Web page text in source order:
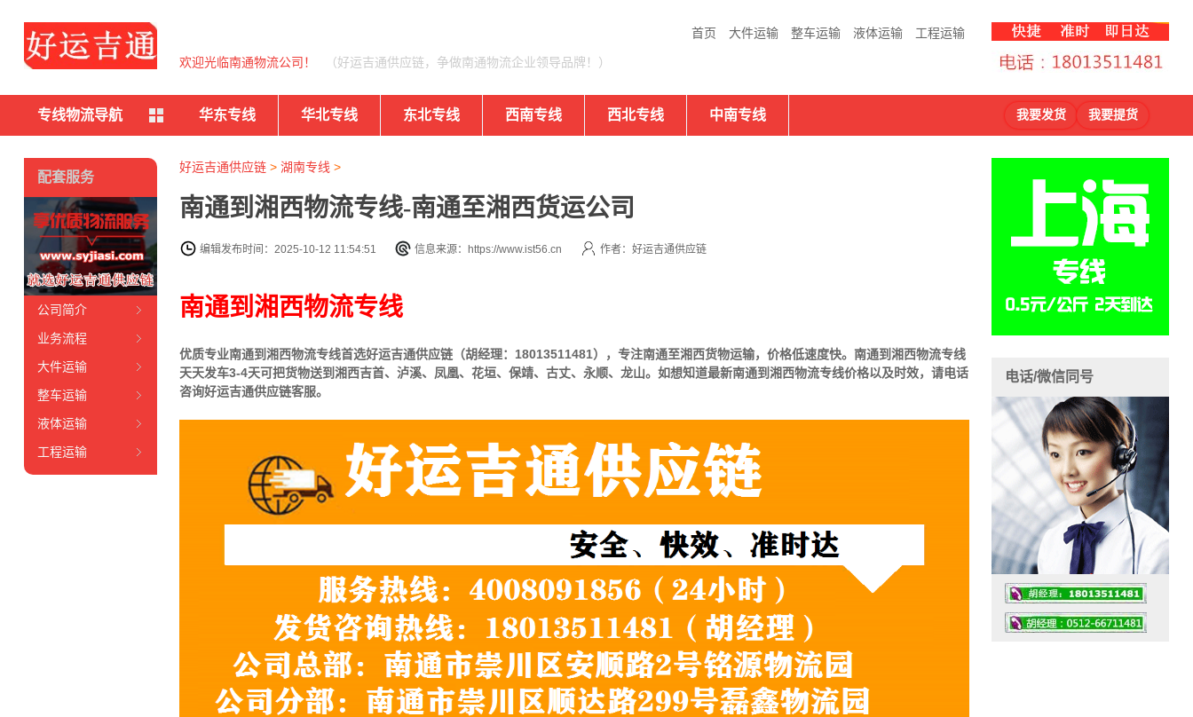
首页 大件运输 整车运输 液体运输 工程运输
欢迎光临南通物流公司！ （好运吉通供应链，争做南通物流企业领导品牌！）
专线物流导航 华东专线 华北专线 东北专线 西南专线 西北专线 中南专线 我要发货 我要提货
好运吉通供应链> 湖南专线 >
南通到湘西物流专线-南通至湘西货运公司
编辑发布时间：2025-10-12 11:54:51 信息来源：https://www.ist56.cn 作者：好运吉通供应链
南通到湘西物流专线
优质专业南通到湘西物流专线首选好运吉通供应链（胡经理：18013511481），专注南通至湘西货物运输，价格低速度快。南通到湘西物流专线
天天发车3-4天可把货物送到湘西吉首、泸溪、凤凰、花垣、保靖、古丈、永顺、龙山。 如想知道最新南通到湘西物流专线价格以及时效，请电话
咨询好运吉通供应链客服。
配套服务
公司简介
业务流程
大件运输
整车运输
液体运输
工程运输
电话/微信同号